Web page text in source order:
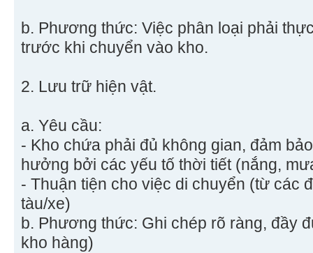
b. Phương thức: Việc phân loại phải
trước khi chuyển vào kho.
2. Lưu trữ hiện vật.
a. Yêu cầu:
- Kho chứa phải đủ không gian, đảm
hưởng bởi các yếu tố thời tiết (nắng,
- Thuận tiện cho việc di chuyển (từ các
tàu/xe)
b. Phương thức: Ghi chép rõ ràng, đầy
kho hàng)